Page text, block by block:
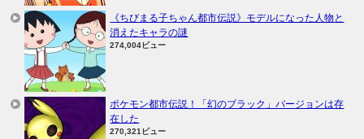
《ちびまる子ちゃん都市伝説》モデルになった人物と
消えたキャラの謎
274,004ビュー
ポケモン都市伝説！「幻のブラック」バージョンは存
在した
270,321ビュー